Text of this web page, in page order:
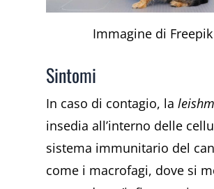
Immagine di Freepik
Sintomi
In caso di contagio, la
insedia all’interno delle
sistema immunitario del
come i macrofagi, dove si